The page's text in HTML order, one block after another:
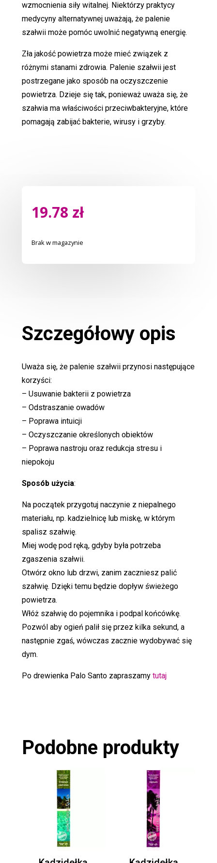
wzmocnienia siły witalnej. Niektórzy praktycy
medycyny alternatywnej uważają, że palenie
szałwii może pomóc uwolnić negatywną energię.
Zła jakość powietrza może mieć związek z
różnymi stanami zdrowia. Palenie szałwii jest
postrzegane jako sposób na oczyszczenie
powietrza. Dzieje się tak, ponieważ uważa się, że
szałwia ma właściwości przeciwbakteryjne, które
pomagają zabijać bakterie, wirusy i grzyby.
19.78 zł
Brak w magazynie
Szczegółowy opis
Uważa się, że palenie szałwii przynosi następujące
korzyści:
– Usuwanie bakterii z powietrza
– Odstraszanie owadów
– Poprawa intuicji
– Oczyszczanie określonych obiektów
– Poprawa nastroju oraz redukcja stresu i
niepokoju
Sposób użycia:
Na początek przygotuj naczynie z niepalnego
materiału, np. kadzielnicę lub miskę, w którym
spalisz szałwię.
Miej wodę pod ręką, gdyby była potrzeba
zgaszenia szałwii.
Otwórz okno lub drzwi, zanim zaczniesz palić
szałwię. Dzięki temu będzie dopływ świeżego
powietrza.
Włóż szałwię do pojemnika i podpal końcówkę.
Pozwól aby ogień palił się przez kilka sekund, a
następnie zgaś, wówczas zacznie wydobywać się
dym.
Po drewienka Palo Santo zapraszamy tutaj
Podobne produkty